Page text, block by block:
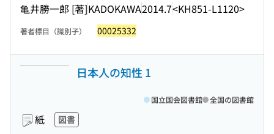
亀井勝一郎 [著]KADOKAWA2014.7<KH851-L1120>
著者標目（識別子） 00025332
日本人の知性 1
紙 図書
国立国会図書館 全国の図書館